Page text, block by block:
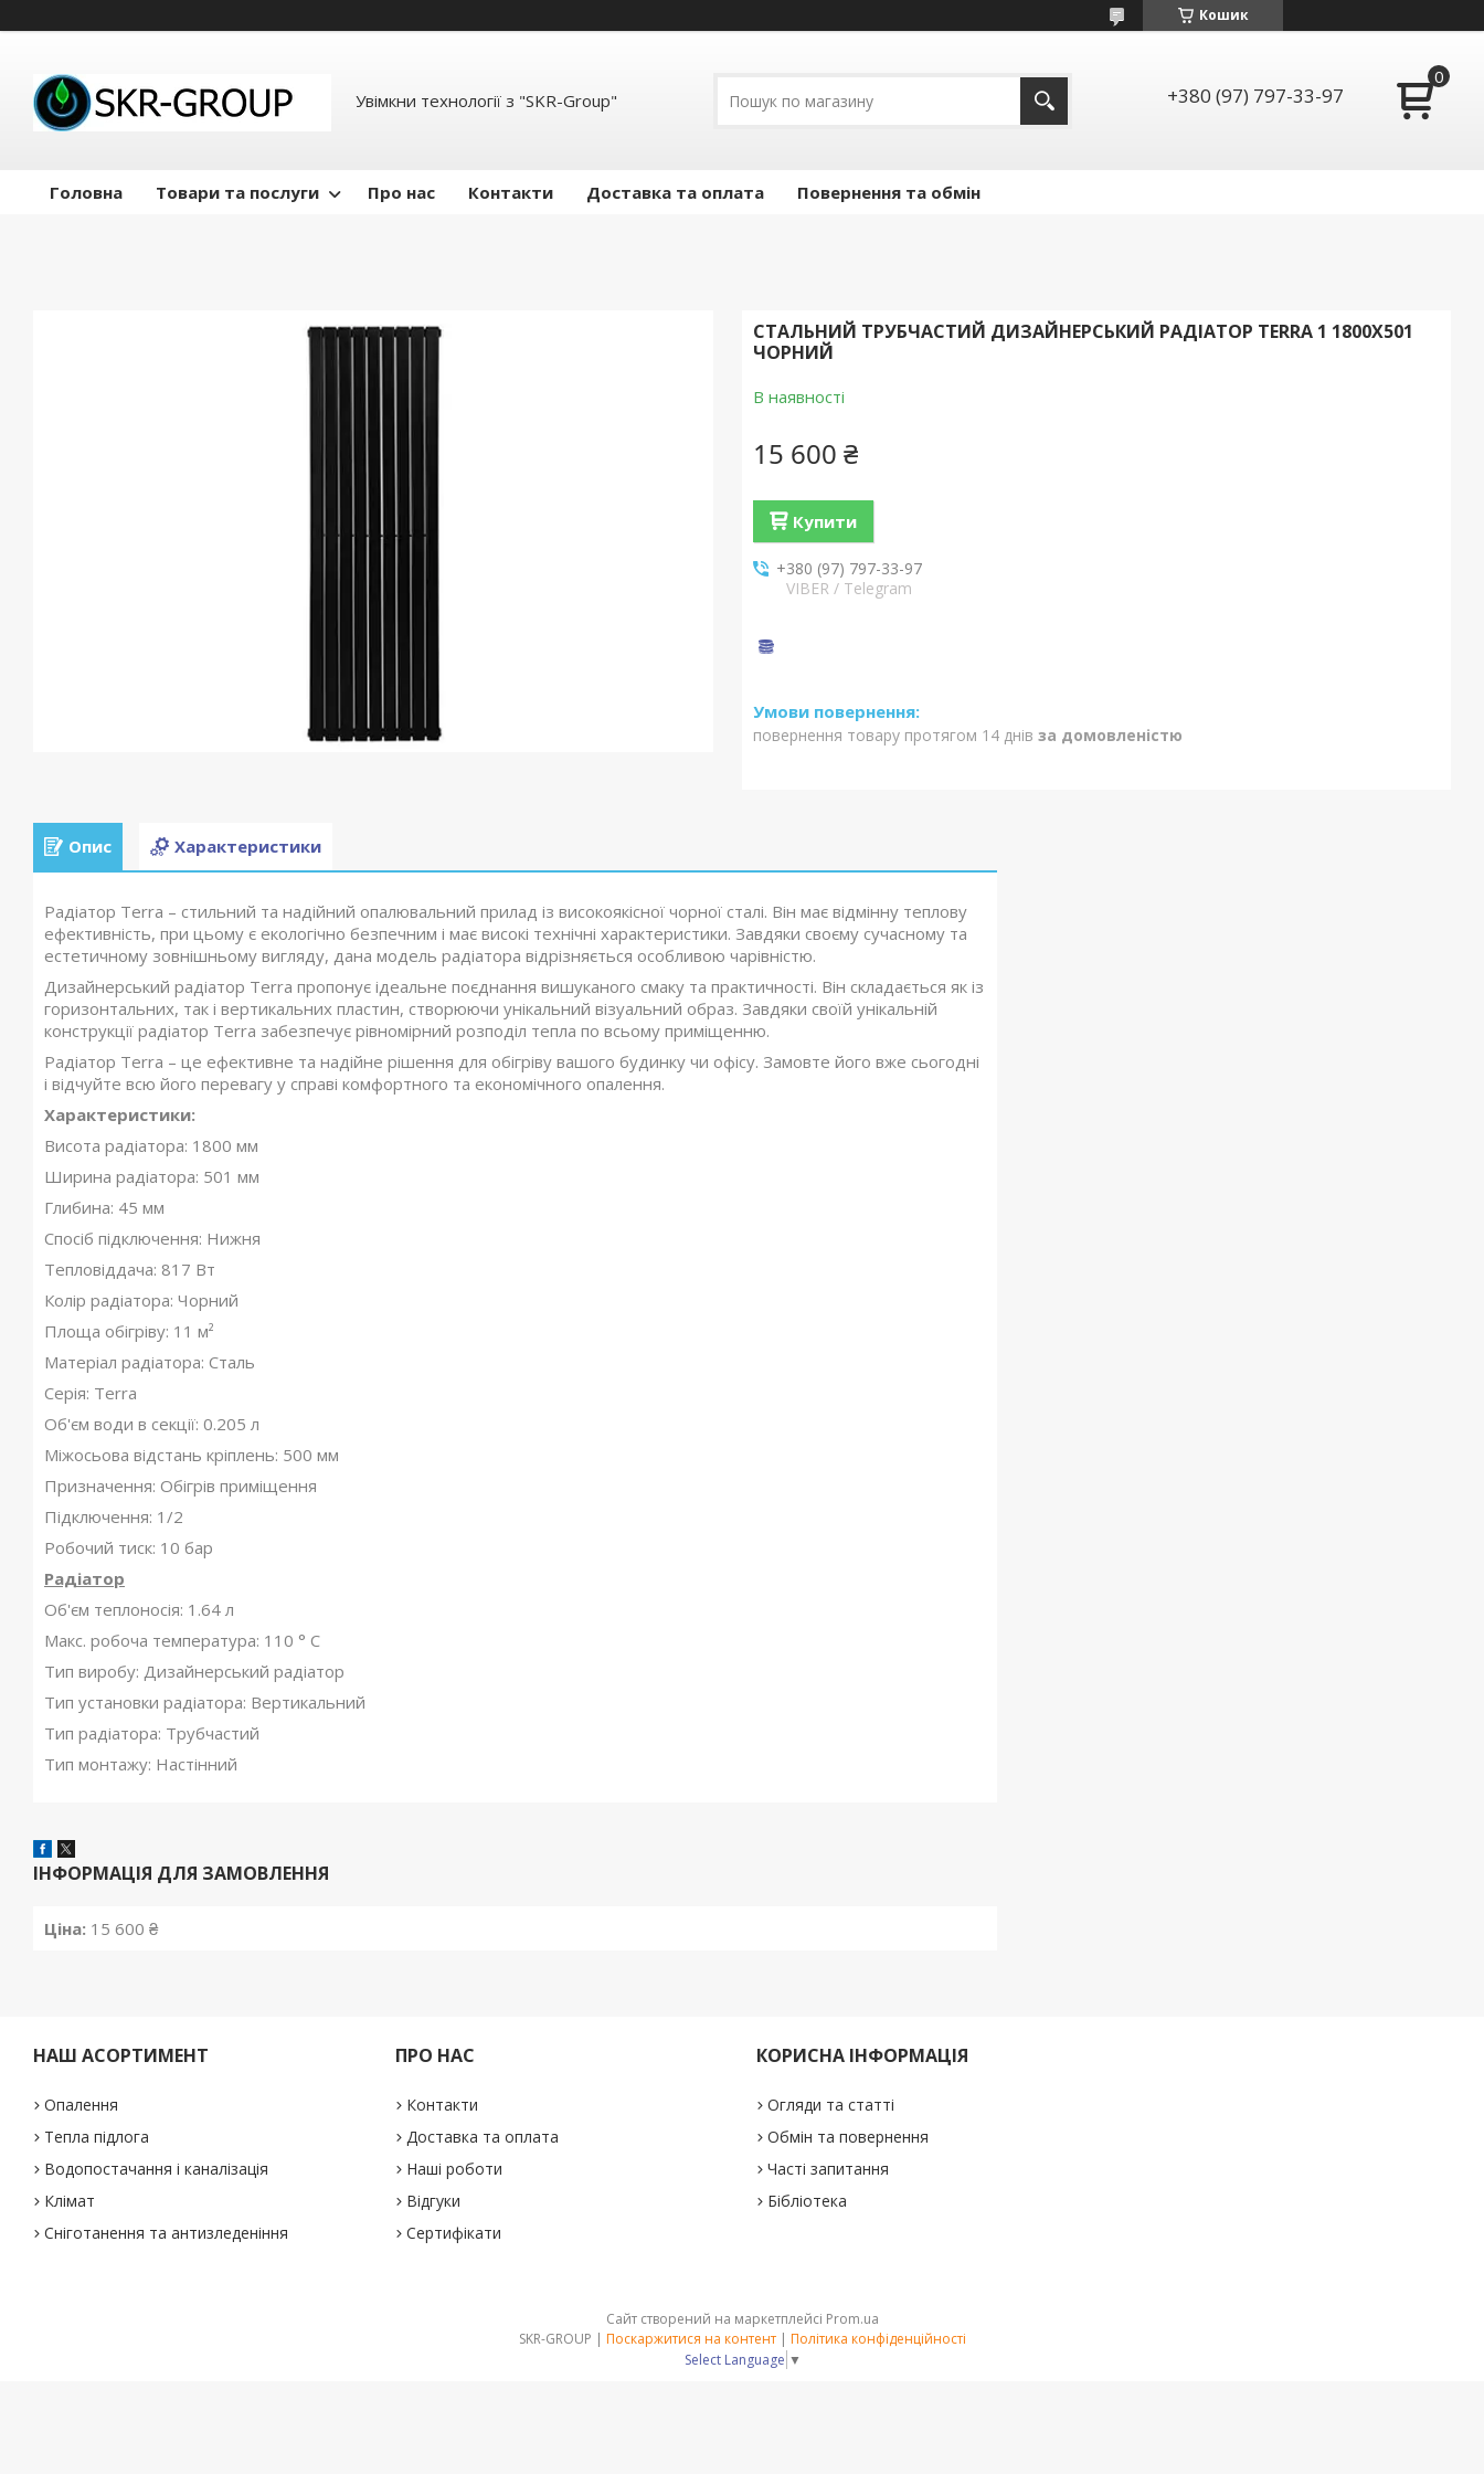
Кошик
Увімкни технології з "SKR-Group" +380 (97) 797-33-97
Головна Товари та послуги Про нас Контакти Доставка та оплата Повернення та обмін
СТАЛЬНИЙ ТРУБЧАСТИЙ ДИЗАЙНЕРСЬКИЙ РАДІАТОР TERRA 1 1800Х501
ЧОРНИЙ
В наявності
15 600 ₴
Купити
+380 (97) 797-33-97
VIBER / Telegram
повернення товару протягом 14 днів за домовленістю
Опис Характеристики
Радіатор Terra – стильний та надійний опалювальний прилад із високоякісної чорної сталі. Він має відмінну теплову
ефективність, при цьому є екологічно безпечним і має високі технічні характеристики. Завдяки своєму сучасному та
естетичному зовнішньому вигляду, дана модель радіатора відрізняється особливою чарівністю.
Дизайнерський радіатор Terra пропонує ідеальне поєднання вишуканого смаку та практичності. Він складається як із
горизонтальних, так і вертикальних пластин, створюючи унікальний візуальний образ. Завдяки своїй унікальній
конструкції радіатор Terra забезпечує рівномірний розподіл тепла по всьому приміщенню.
Радіатор Terra – це ефективне та надійне рішення для обігріву вашого будинку чи офісу. Замовте його вже сьогодні
і відчуйте всю його перевагу у справі комфортного та економічного опалення.
Характеристики:
Висота радіатора: 1800 мм
Ширина радіатора: 501 мм
Глибина: 45 мм
Спосіб підключення: Нижня
Тепловіддача: 817 Вт
Колір радіатора: Чорний
Площа обігріву: 11 м²
Матеріал радіатора: Сталь
Серія: Terra
Об'єм води в секції: 0.205 л
Міжосьова відстань кріплень: 500 мм
Призначення: Обігрів приміщення
Підключення: 1/2
Робочий тиск: 10 бар
Радіатор
Об'єм теплоносія: 1.64 л
Макс. робоча температура: 110 ° С
Тип виробу: Дизайнерський радіатор
Тип установки радіатора: Вертикальний
Тип радіатора: Трубчастий
Тип монтажу: Настінний
ІНФОРМАЦІЯ ДЛЯ ЗАМОВЛЕННЯ
Ціна: 15 600 ₴
НАШ АСОРТИМЕНТ
Опалення
Тепла підлога
Водопостачання і каналізація
Клімат
Сніготанення та антизледеніння
ПРО НАС
Контакти
Доставка та оплата
Наші роботи
Відгуки
Сертифікати
КОРИСНА ІНФОРМАЦІЯ
Огляди та статті
Обмін та повернення
Часті запитання
Бібліотека
Сайт створений на маркетплейсі Prom.ua
SKR-GROUP | Поскаржитися на контент | Політика конфіденційності
Select Language ▼